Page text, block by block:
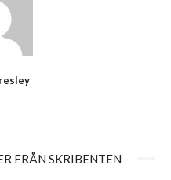
FRÅN SKRIBENTEN